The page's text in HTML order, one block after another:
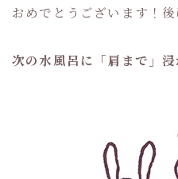
おめでとうございます！
次の水風呂に「肩まで」